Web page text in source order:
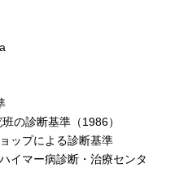
の診断基準（1986）
ップによる診断基準
イマー病診断・治療センタ